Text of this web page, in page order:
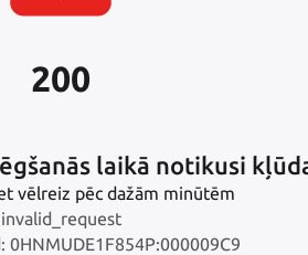
200
laikā notikusi
vēlreiz pēc dažām minūtēm
invalid_request
0HNMUDE1F854P:000009C9